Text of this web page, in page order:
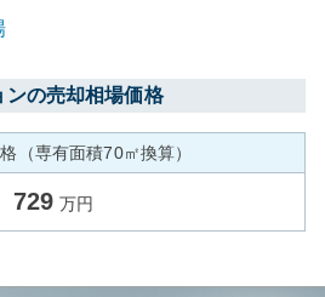
の売却相場価格
（専有面積70㎡換算）
729 万円